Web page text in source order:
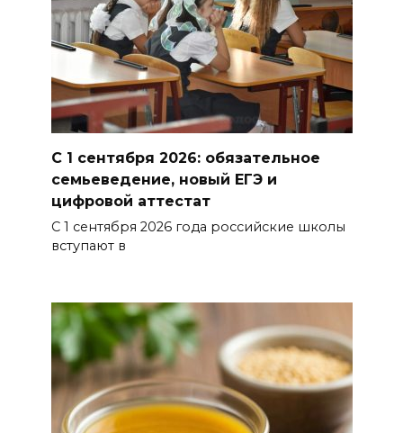
В донских школах к 1 сентября
обновят учебники
06 августа 2026 15:10
В Ростовской области до
конца года откроют 49
спортивных объектов
06 августа 2026 15:01
Россияне сообщают о
06 августа 2026 14:35
В Советском районе Ростова
из-за порыва на водоводе
ограничили подачу воды
С 1 сентября 2026: обязательное
семьеведение, новый ЕГЭ и
цифровой аттестат
С 1 сентября 2026 года российские школы
вступают в